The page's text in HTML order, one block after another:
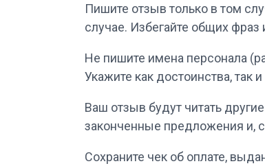
Пишите отзыв только в том
случае. Избегайте общих
Не пишите имена персонала
Укажите как достоинства, так
Ваш отзыв будут читать
законченные предложения и,
Сохраните чек об оплате,